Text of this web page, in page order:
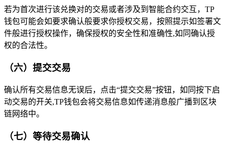
若为首次进行该兑换对的交易或者涉及到智能合约交互，TP
钱包可能会如要求确认般要求你授权交易，按照提示如签署文
件般进行授权操作，确保授权的安全性和准确性,如同确认授
权的合法性。
（六）提交交易
确认所有交易信息无误后，点击“提交交易”按钮，如同按下启
动交易的开关,TP钱包会将交易信息如传递消息般广播到区块
链网络中。
（七）等待交易确认